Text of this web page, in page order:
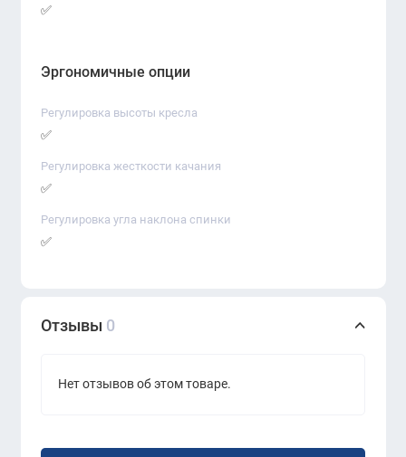
✅
Эргономичные опции
Регулировка высоты кресла
✅
Регулировка жесткости качания
✅
Регулировка угла наклона спинки
✅
Отзывы 0
Нет отзывов об этом товаре.